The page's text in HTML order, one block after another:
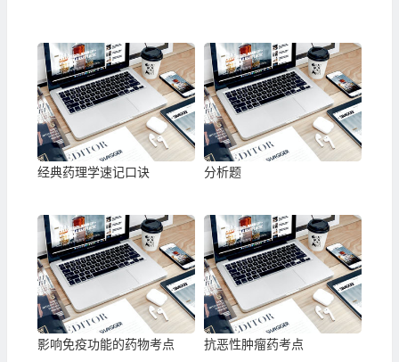
经典药理学速记口诀 分析题
影响免疫功能的药物考点 抗恶性肿瘤药考点